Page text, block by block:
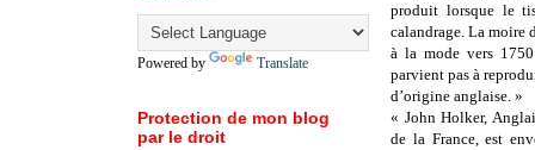
produit lorsque le
calandrage. La moire
à la mode vers
parvient pas à
d’origine anglaise. »
« John Holker,
de la France, est
Powered by Translate
Protection de mon blog
par le droit